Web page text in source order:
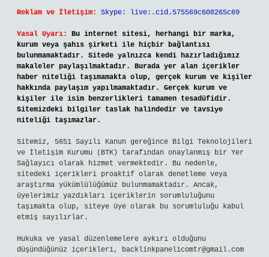
Reklam ve İletişim: Skype: live:.cid.575569c608265c69
Yasal Uyarı:
Bu internet sitesi, herhangi bir marka,
kurum veya şahıs şirketi ile hiçbir bağlantısı
bulunmamaktadır. Sitede yalnızca kendi hazırladığımız
makaleler paylaşılmaktadır. Burada yer alan içerikler
haber niteliği taşımamakta olup, gerçek kurum ve kişiler
hakkında paylaşım yapılmamaktadır. Gerçek kurum ve
kişiler ile isim benzerlikleri tamamen tesadüfidir.
Sitemizdeki bilgiler taslak halindedir ve tavsiye
niteliği taşımazlar.
Sitemiz, 5651 Sayılı Kanun gereğince Bilgi Teknolojileri
ve İletişim Kurumu (BTK) tarafından onaylanmış bir Yer
Sağlayıcı olarak hizmet vermektedir. Bu nedenle,
sitedeki içerikleri proaktif olarak denetleme veya
araştırma yükümlülüğümüz bulunmamaktadır. Ancak,
üyelerimiz yazdıkları içeriklerin sorumluluğunu
taşımakta olup, siteye üye olarak bu sorumluluğu kabul
etmiş sayılırlar.
Hukuka ve yasal düzenlemelere aykırı olduğunu
düşündüğünüz içerikleri, backlinkpanelicomtr@gmail.com